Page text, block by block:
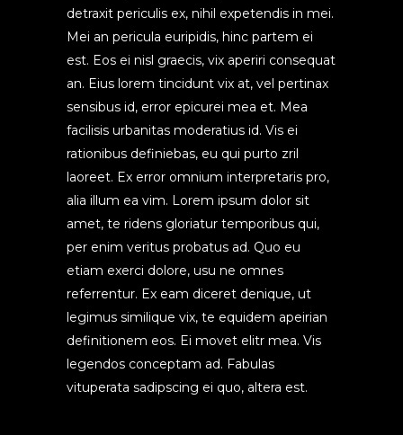
detraxit periculis ex, nihil expetendis in mei.
Mei an pericula euripidis, hinc partem ei
est. Eos ei nisl graecis, vix aperiri consequat
an. Eius lorem tincidunt vix at, vel pertinax
sensibus id, error epicurei mea et. Mea
facilisis urbanitas moderatius id. Vis ei
rationibus definiebas, eu qui purto zril
laoreet. Ex error omnium interpretaris pro,
alia illum ea vim. Lorem ipsum dolor sit
amet, te ridens gloriatur temporibus qui,
per enim veritus probatus ad. Quo eu
etiam exerci dolore, usu ne omnes
referrentur. Ex eam diceret denique, ut
legimus similique vix, te equidem apeirian
definitionem eos. Ei movet elitr mea. Vis
legendos conceptam ad. Fabulas
vituperata sadipscing ei quo, altera est.